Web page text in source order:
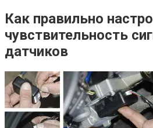
Как правильно
чувствительность
датчиков